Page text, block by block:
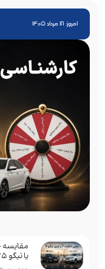
امروز: 18 مرداد 1405
یا تیگو 5؟